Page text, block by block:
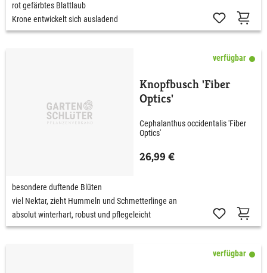
rot gefärbtes Blattlaub
Krone entwickelt sich ausladend
verfügbar
Knopfbusch 'Fiber
Optics'
Cephalanthus occidentalis 'Fiber
Optics'
26,99 €
besondere duftende Blüten
viel Nektar, zieht Hummeln und Schmetterlinge an
absolut winterhart, robust und pflegeleicht
verfügbar